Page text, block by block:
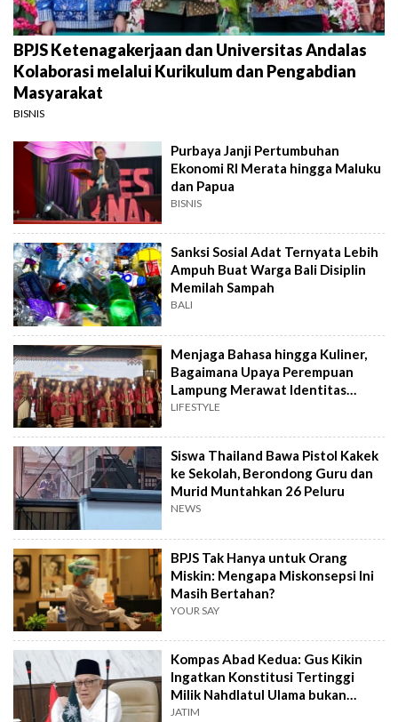
BPJS Ketenagakerjaan dan Universitas Andalas
Kolaborasi melalui Kurikulum dan Pengabdian
Masyarakat
BISNIS
Purbaya Janji Pertumbuhan
Ekonomi RI Merata hingga Maluku
dan Papua
BISNIS
Sanksi Sosial Adat Ternyata Lebih
Ampuh Buat Warga Bali Disiplin
Memilah Sampah
BALI
Menjaga Bahasa hingga Kuliner,
Bagaimana Upaya Perempuan
Lampung Merawat Identitas
Budaya?
LIFESTYLE
Siswa Thailand Bawa Pistol Kakek
ke Sekolah, Berondong Guru dan
Murid Muntahkan 26 Peluru
NEWS
BPJS Tak Hanya untuk Orang
Miskin: Mengapa Miskonsepsi Ini
Masih Bertahan?
YOUR SAY
Kompas Abad Kedua: Gus Kikin
Ingatkan Konstitusi Tertinggi
Milik Nahdlatul Ulama bukan
AD/ART
JATIM